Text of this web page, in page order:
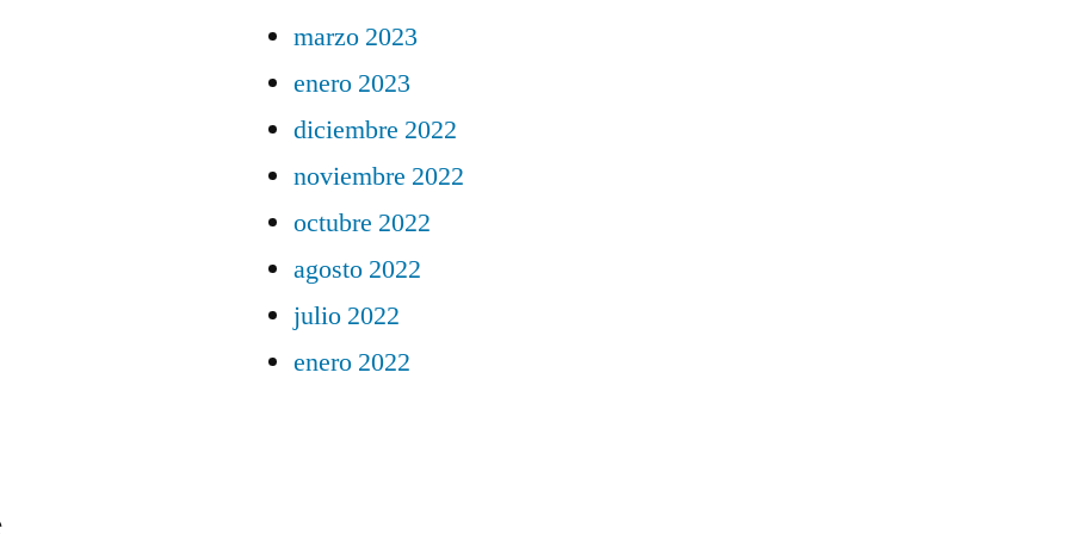
marzo 2023
enero 2023
diciembre 2022
noviembre 2022
octubre 2022
agosto 2022
julio 2022
enero 2022